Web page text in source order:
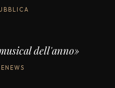
dell'anno»